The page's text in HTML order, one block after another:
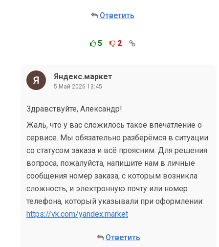
Ответить
5 2
Яндекс.маркет
5 Май 2026 13:45
Здравствуйте, Александр!
Жаль, что у вас сложилось такое впечатление о
сервисе. Мы обязательно разберёмся в ситуации
со статусом заказа и всё проясним. Для решения
вопроса, пожалуйста, напишите нам в личные
сообщения номер заказа, с которым возникла
сложность, и электронную почту или номер
телефона, который указывали при оформлении:
https://vk.com/yandex.market
Ответить